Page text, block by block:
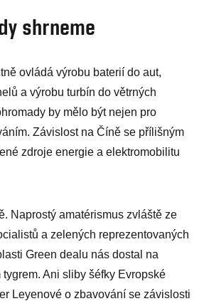
shrneme
ovládá výrobu baterií do aut,
a výrobu turbín do větrných
by mělo být nejen pro
Závislost na Číně se přílišným
zdroje energie a elektromobilitu
Naprostý amatérismus zvláště ze
a zelených reprezentovaných
Green dealu nás dostal na
Ani sliby šéfky Evropské
Leyenové o zbavování se závislosti